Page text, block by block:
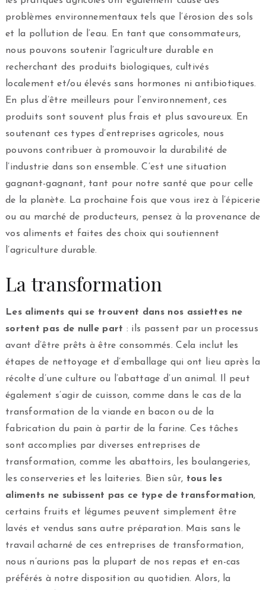
problèmes environnementaux tels que l’érosion des sols
et la pollution de l’eau. En tant que consommateurs,
nous pouvons soutenir l’agriculture durable en
recherchant des produits biologiques, cultivés
localement et/ou élevés sans hormones ni antibiotiques.
En plus d’être meilleurs pour l’environnement, ces
produits sont souvent plus frais et plus savoureux. En
soutenant ces types d’entreprises agricoles, nous
pouvons contribuer à promouvoir la durabilité de
l’industrie dans son ensemble. C’est une situation
gagnant-gagnant, tant pour notre santé que pour celle
de la planète. La prochaine fois que vous irez à l’épicerie
ou au marché de producteurs, pensez à la provenance de
vos aliments et faites des choix qui soutiennent
l’agriculture durable.
La transformation
Les aliments qui se trouvent dans nos assiettes ne
sortent pas de nulle part : ils passent par un processus
avant d’être prêts à être consommés. Cela inclut les
étapes de nettoyage et d’emballage qui ont lieu après la
récolte d’une culture ou l’abattage d’un animal. Il peut
également s’agir de cuisson, comme dans le cas de la
transformation de la viande en bacon ou de la
fabrication du pain à partir de la farine. Ces tâches
sont accomplies par diverses entreprises de
transformation, comme les abattoirs, les boulangeries,
les conserveries et les laiteries. Bien sûr, tous les
aliments ne subissent pas ce type de transformation,
certains fruits et légumes peuvent simplement être
lavés et vendus sans autre préparation. Mais sans le
travail acharné de ces entreprises de transformation,
nous n’aurions pas la plupart de nos repas et en-cas
préférés à notre disposition au quotidien. Alors, la